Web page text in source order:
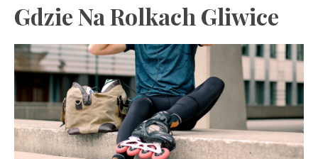
Gdzie Na Rolkach Gliwice